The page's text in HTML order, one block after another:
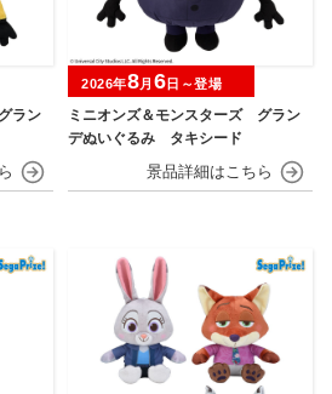
ラン
ミニオンズ＆モンスターズ グラン
デぬいぐるみ タキシード
2026年8月 6日～登場